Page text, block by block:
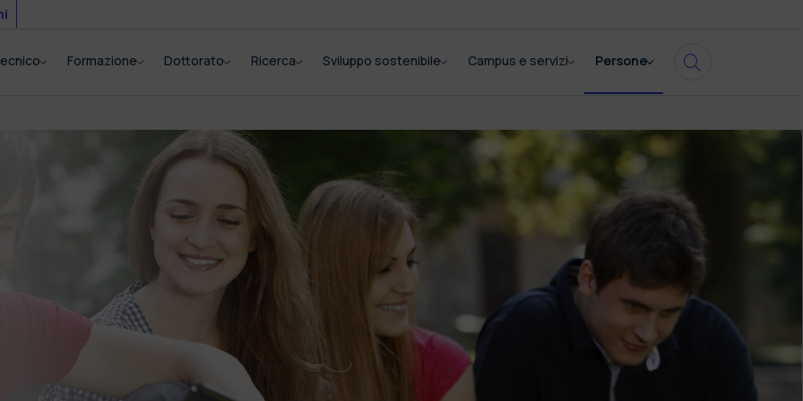
Formazione Dottorato Ricerca Sviluppo sostenibile Campus e servizi Persone